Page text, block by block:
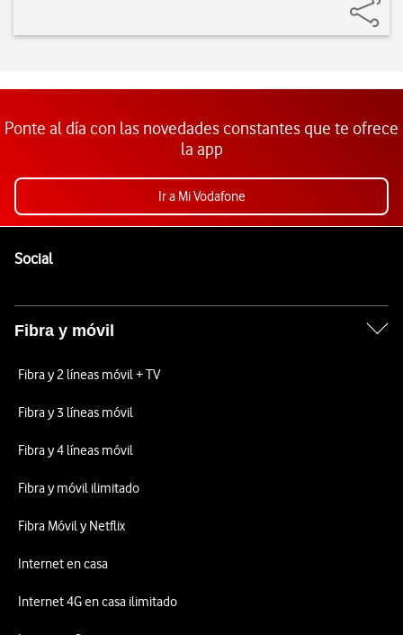
Ponte al día con las novedades constantes que te ofrece
la app
Ir a Mi Vodafone
SocialEnlaces a las redes sociales de Vodafone
Fibra y móvil
Fibra y 2 líneas móvil + TV
Fibra y 3 líneas móvil
Fibra y 4 líneas móvil
Fibra y móvil ilimitado
Fibra Móvil y Netflix
Internet en casa
Internet 4G en casa ilimitado